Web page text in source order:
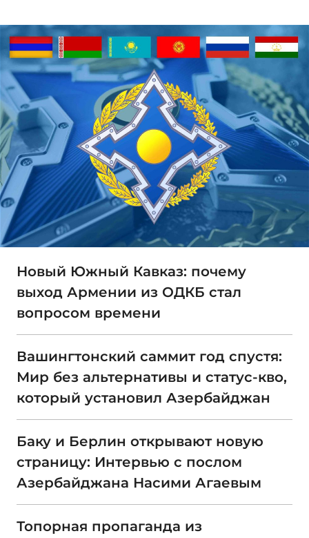
Новый Южный Кавказ: почему
выход Армении из ОДКБ стал
вопросом времени
Вашингтонский саммит год спустя:
Мир без альтернативы и статус-кво,
который установил Азербайджан
Баку и Берлин открывают новую
страницу: Интервью с послом
Азербайджана Насими Агаевым
Топорная пропаганда из